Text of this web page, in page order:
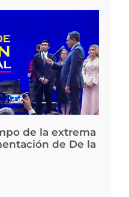
de la extrema
de De la